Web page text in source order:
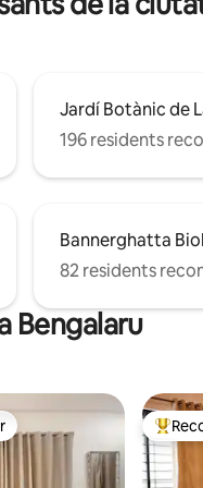
Jardí Botànic de
196 residents
Bannerghatta
82 residents
Bengalaru